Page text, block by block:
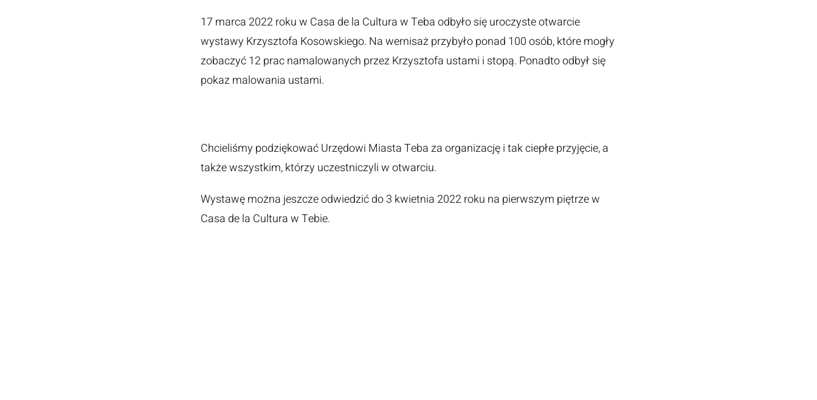
17 marca 2022 roku w Casa de la Cultura w Teba odbyło się uroczyste otwarcie
wystawy Krzysztofa Kosowskiego. Na wernisaż przybyło ponad 100 osób, które mogły
zobaczyć 12 prac namalowanych przez Krzysztofa ustami i stopą. Ponadto odbył się
pokaz malowania ustami.
Chcieliśmy podziękować Urzędowi Miasta Teba za organizację i tak ciepłe przyjęcie, a
także wszystkim, którzy uczestniczyli w otwarciu.
Wystawę można jeszcze odwiedzić do 3 kwietnia 2022 roku na pierwszym piętrze w
Casa de la Cultura w Tebie.